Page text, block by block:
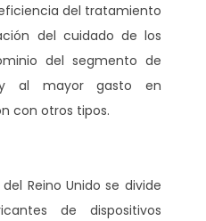
del tratamiento
del cuidado de los
del segmento de
y al mayor gasto en
con otros tipos.
Reino Unido se divide
de dispositivos